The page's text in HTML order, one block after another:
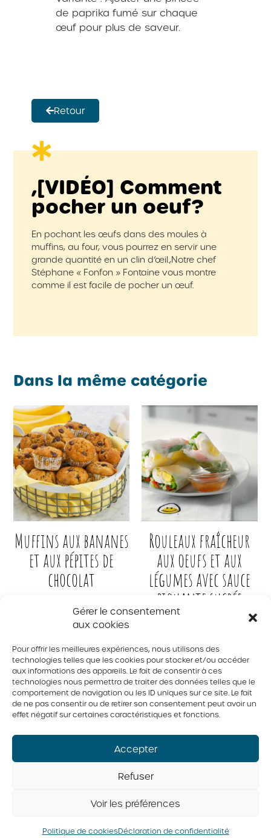
Gérer le consentement
aux cookies
Pour offrir les meilleures expériences, nous utilisons des
technologies telles que les cookies pour stocker et/ou accéder
aux informations des appareils. Le fait de consentir à ces
technologies nous permettra de traiter des données telles que le
comportement de navigation ou les ID uniques sur ce site. Le fait
de ne pas consentir ou de retirer son consentement peut avoir un
effet négatif sur certaines caractéristiques et fonctions.
Accepter
Refuser
Voir les préférences
Politique de cookiesDéclaration de confidentialité
de paprika fumé sur chaque
œuf pour plus de saveur.
Retour
,[VIDÉO] Comment
pocher un oeuf?
En pochant les œufs dans des moules à
muffins, au four, vous pourrez en servir une
grande quantité en un clin d’œil.,Notre chef
Stéphane « Fonfon » Fontaine vous montre
comme il est facile de pocher un œuf.
Dans la même catégorie
Muffins aux bananes
et aux pépites de
chocolat
Rouleaux fraîcheur
aux oeufs et aux
légumes avec sauce
piquante sucrée
Déjeuner et brunch,Menu enfant,Poché
Recettes pour sportifs
© 2026 Tous droits réservés. Fédération des producteurs d’oeufs
du Québec
Politique de confidentialité
Conception Activis Votre agence web